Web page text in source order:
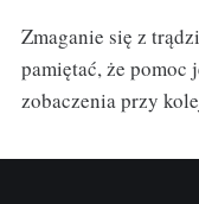
Zmaganie się z
pamiętać, że pomoc
zobaczenia przy